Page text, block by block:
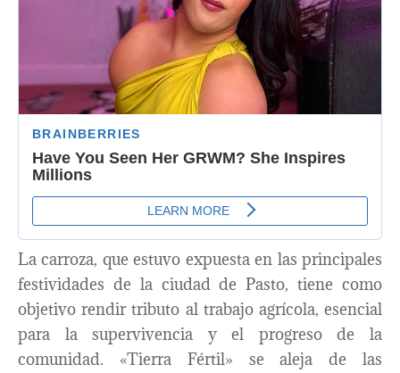
La carroza, que estuvo expuesta en las principales
festividades de la ciudad de Pasto, tiene como
objetivo rendir tributo al trabajo agrícola, esencial
para la supervivencia y el progreso de la
comunidad. «Tierra Fértil» se aleja de las